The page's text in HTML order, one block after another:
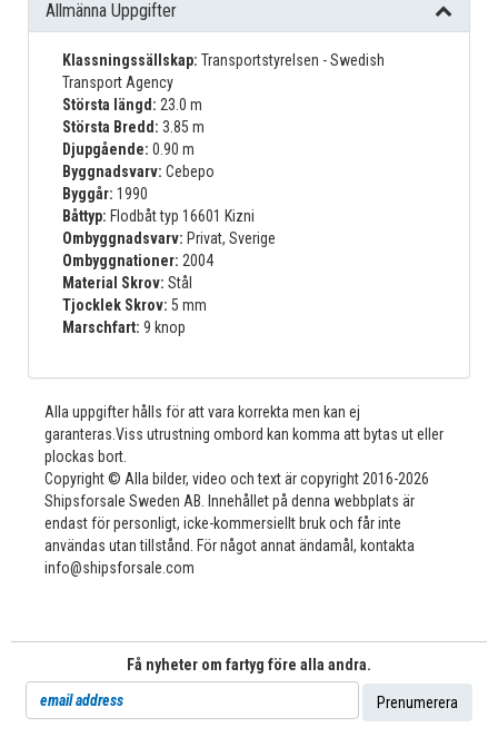
Allmänna Uppgifter
Klassningssällskap: Transportstyrelsen - Swedish
Transport Agency
Största längd: 23.0 m
Största Bredd: 3.85 m
Djupgående: 0.90 m
Byggnadsvarv: Cebepo
Byggår: 1990
Båttyp: Flodbåt typ 16601 Kizni
Ombyggnadsvarv: Privat, Sverige
Ombyggnationer: 2004
Material Skrov: Stål
Tjocklek Skrov: 5 mm
Marschfart: 9 knop
Alla uppgifter hålls för att vara korrekta men kan ej
garanteras.Viss utrustning ombord kan komma att bytas ut eller
plockas bort.
Copyright © Alla bilder, video och text är copyright 2016-2026
Shipsforsale Sweden AB. Innehållet på denna webbplats är
endast för personligt, icke-kommersiellt bruk och får inte
användas utan tillstånd. För något annat ändamål, kontakta
info@shipsforsale.com
Få nyheter om fartyg före alla andra.